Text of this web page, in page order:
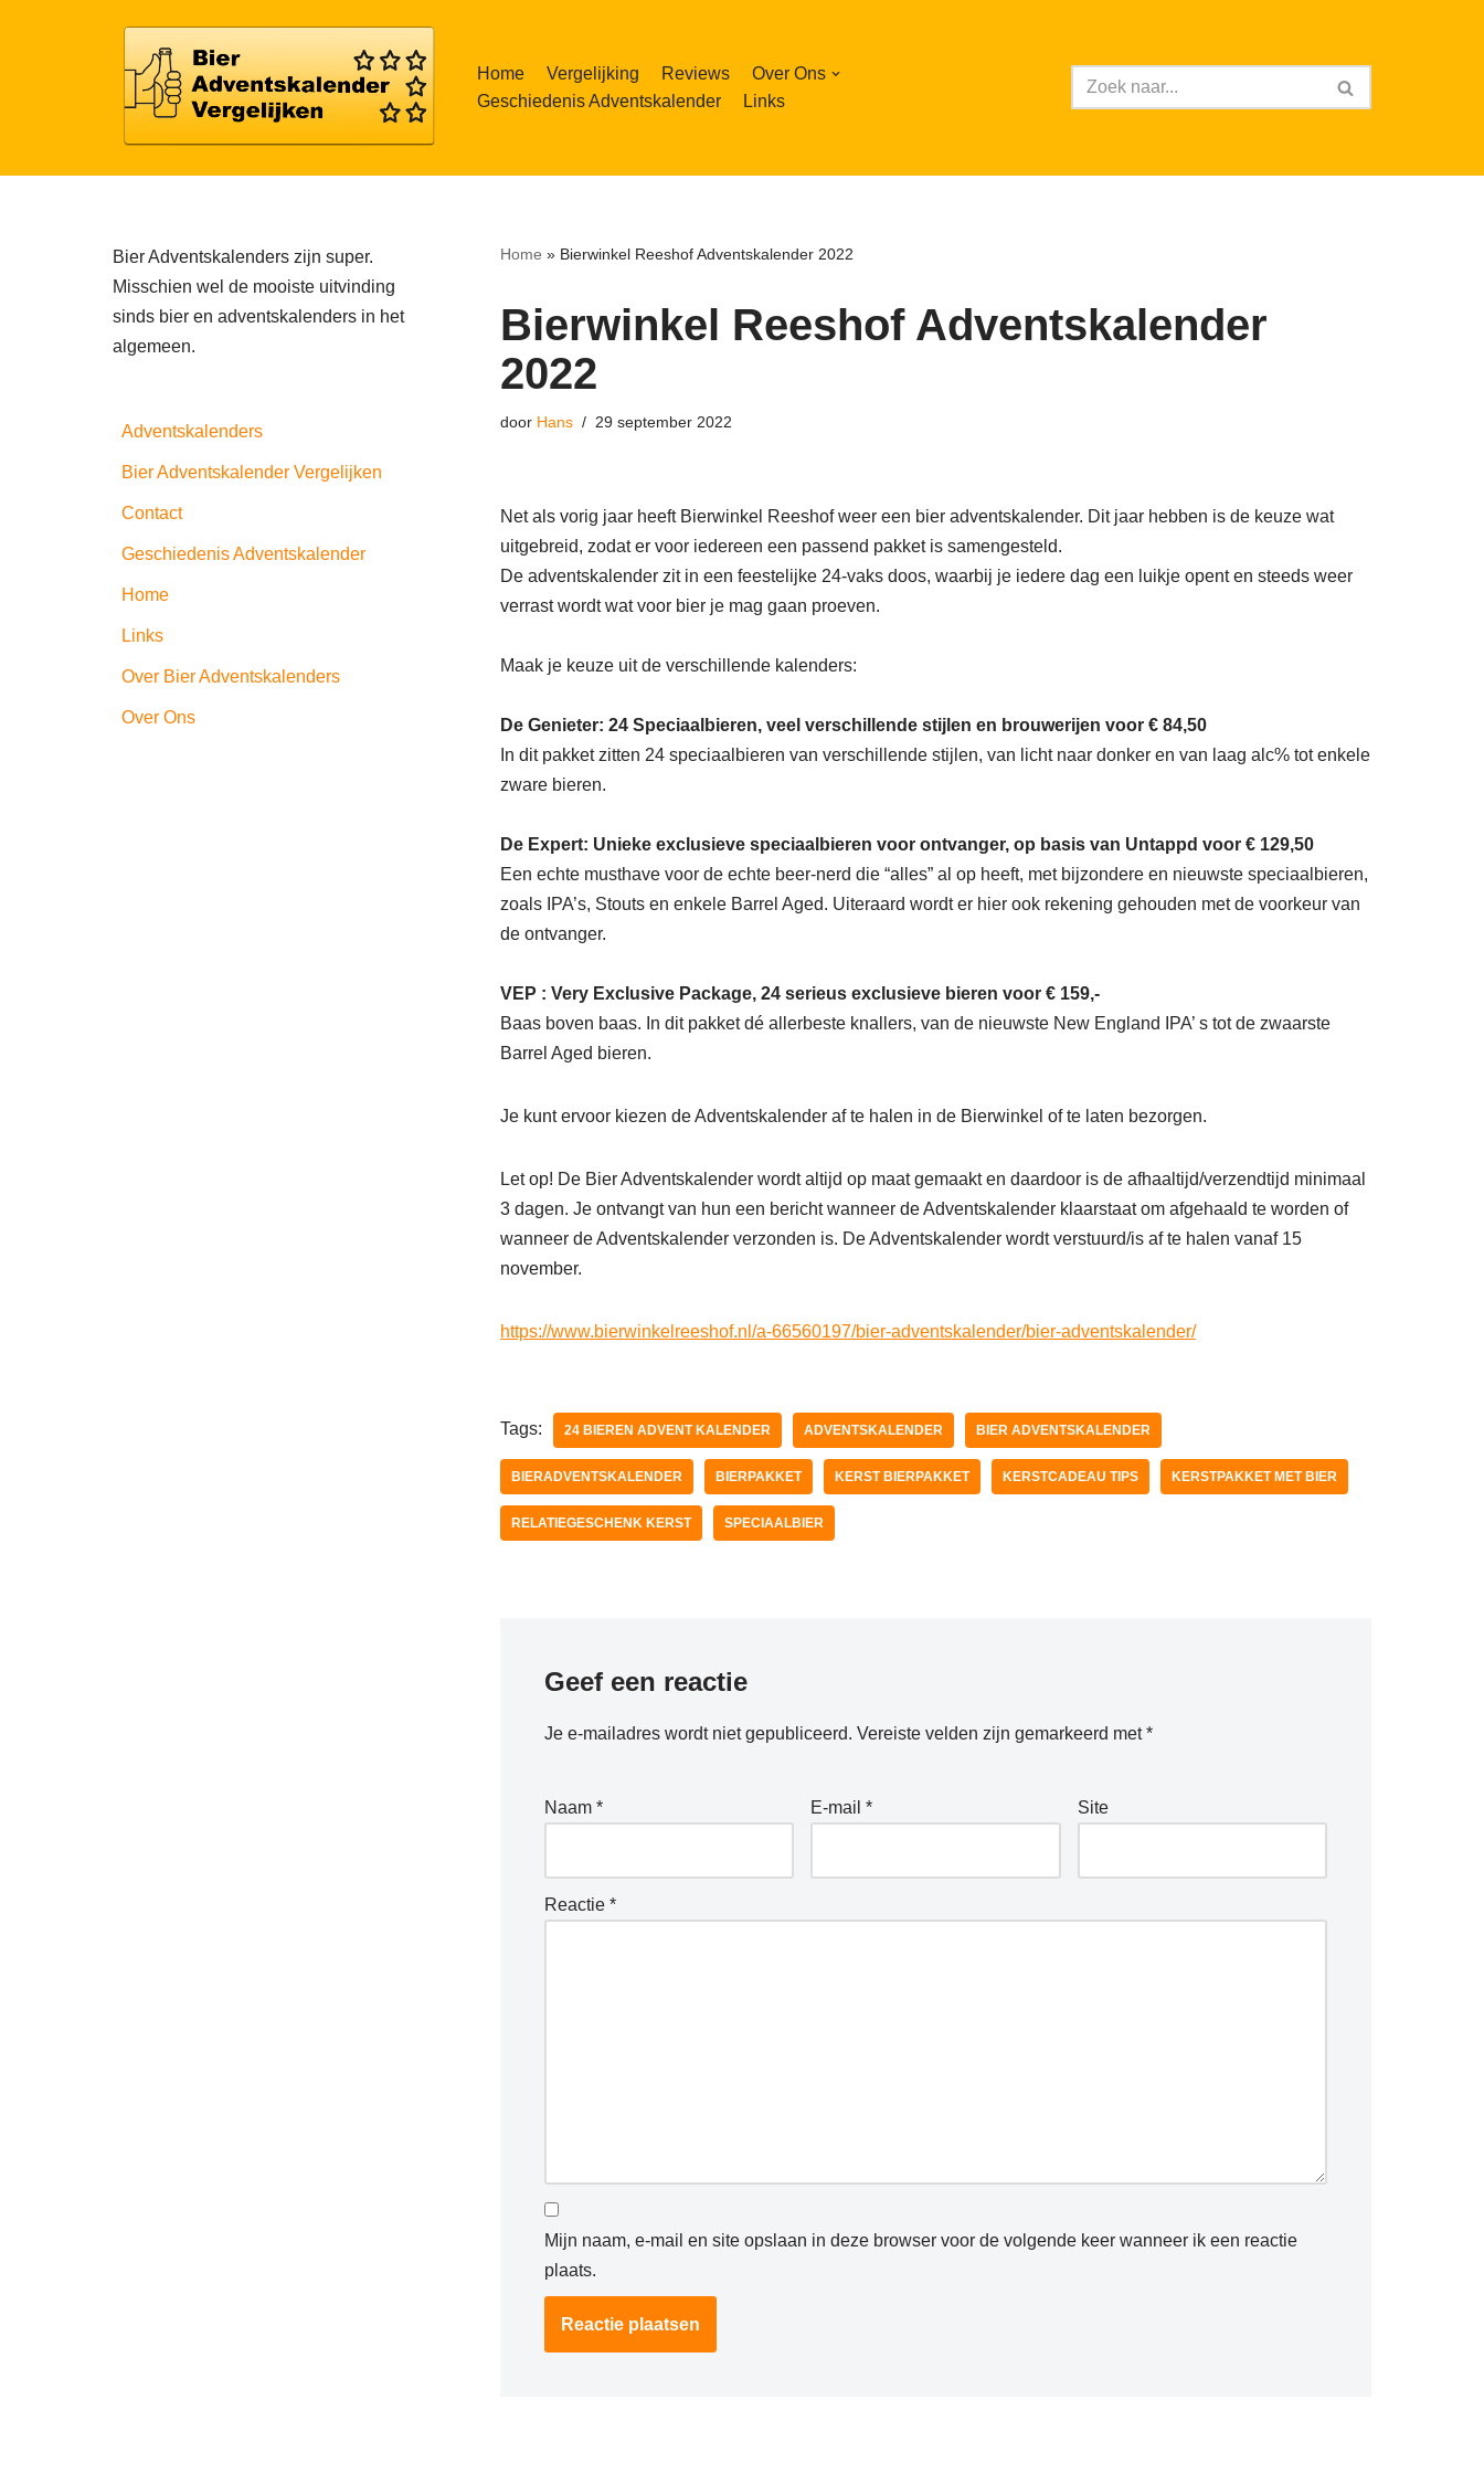
Home Vergelijking Reviews
Over Ons
Geschiedenis Adventskalender
Links
Bier Adventskalenders zijn super.
Misschien wel de mooiste uitvinding
sinds bier en adventskalenders in het
algemeen.
Adventskalenders
Bier Adventskalender Vergelijken
Contact
Geschiedenis Adventskalender
Home
Links
Over Bier Adventskalenders
Over Ons
Home » Bierwinkel Reeshof Adventskalender 2022
Bierwinkel Reeshof Adventskalender
2022
door Hans 29 september 2022
Net als vorig jaar heeft Bierwinkel Reeshof weer een bier adventskalender. Dit jaar hebben is de keuze wat
uitgebreid, zodat er voor iedereen een passend pakket is samengesteld.
De adventskalender zit in een feestelijke 24-vaks doos, waarbij je iedere dag een luikje opent en steeds weer
verrast wordt wat voor bier je mag gaan proeven.
Maak je keuze uit de verschillende kalenders:
De Genieter: 24 Speciaalbieren, veel verschillende stijlen en brouwerijen voor € 84,50
In dit pakket zitten 24 speciaalbieren van verschillende stijlen, van licht naar donker en van laag alc% tot enkele
zware bieren.
De Expert: Unieke exclusieve speciaalbieren voor ontvanger, op basis van Untappd voor € 129,50
Een echte musthave voor de echte beer-nerd die “alles” al op heeft, met bijzondere en nieuwste speciaalbieren,
zoals IPA’s, Stouts en enkele Barrel Aged. Uiteraard wordt er hier ook rekening gehouden met de voorkeur van
de ontvanger.
VEP : Very Exclusive Package, 24 serieus exclusieve bieren voor € 159,-
Baas boven baas. In dit pakket dé allerbeste knallers, van de nieuwste New England IPA’ s tot de zwaarste
Barrel Aged bieren.
Je kunt ervoor kiezen de Adventskalender af te halen in de Bierwinkel of te laten bezorgen.
Let op! De Bier Adventskalender wordt altijd op maat gemaakt en daardoor is de afhaaltijd/verzendtijd minimaal
3 dagen. Je ontvangt van hun een bericht wanneer de Adventskalender klaarstaat om afgehaald te worden of
wanneer de Adventskalender verzonden is. De Adventskalender wordt verstuurd/is af te halen vanaf 15
november.
https://www.bierwinkelreeshof.nl/a-66560197/bier-adventskalender/bier-adventskalender/
Tags: 24 BIEREN ADVENT KALENDER ADVENTSKALENDER BIER ADVENTSKALENDER
BIERADVENTSKALENDER BIERPAKKET KERST BIERPAKKET KERSTCADEAU TIPS KERSTPAKKET MET BIER
RELATIEGESCHENK KERST SPECIAALBIER
Geef een reactie
Je e-mailadres wordt niet gepubliceerd. Vereiste velden zijn gemarkeerd met*
Naam * E-mail* Site
Reactie *
Mijn naam, e-mail en site opslaan in deze browser voor de volgende keer wanneer ik een reactie
plaats.